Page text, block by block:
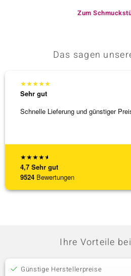
Zum
Das sagen
★★★★★
4,7 Sehr gut
9524 Bewertungen
★★★★★
Sehr gut
Schnelle Lieferung und günstiger
Ihre Vorteile
Günstige Herstellerpreise